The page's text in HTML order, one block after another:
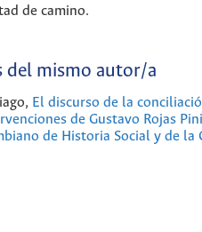
de camino.
del mismo autor/a
El discurso de la
de Gustavo Rojas
de Historia Social y de la